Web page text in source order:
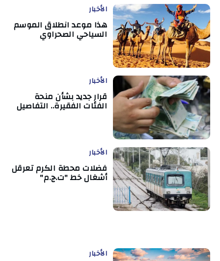
الأخبار
هذا موعد انطلاق الموسم
السياحي الصحراوي
الأخبار
قرار جديد بشأن منحة
الفئات الفقيرة.. التفاصيل
الأخبار
فضلات محطة الكرم تعرقل
أشغال خط "ت.ج.م"
الأخبار